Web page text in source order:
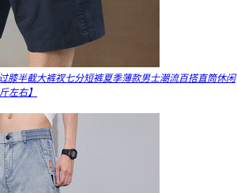
膝半截大裤衩七分短裤夏季薄款男士潮流百搭直筒休闲
左右】